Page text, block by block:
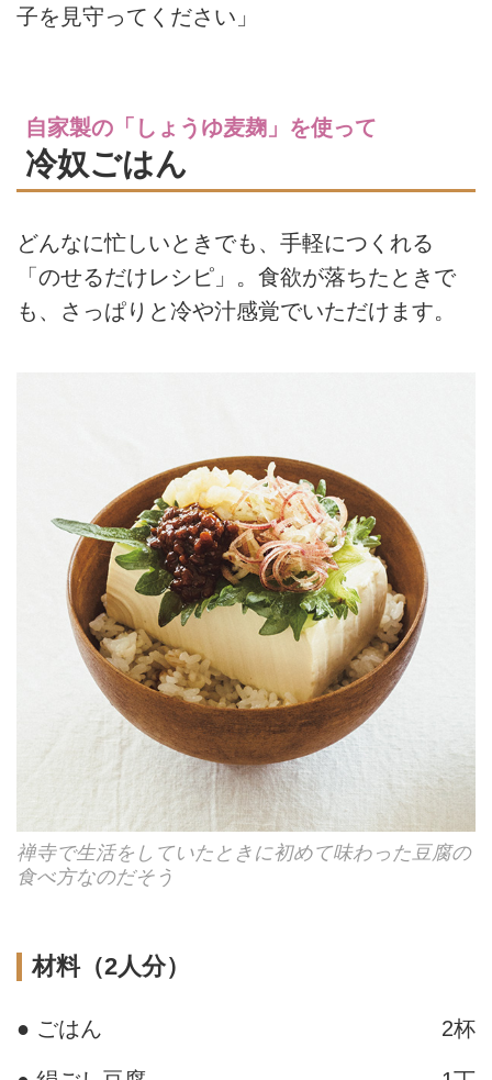
子を見守ってください」
自家製の「しょうゆ麦麹」を使って
冷奴ごはん
どんなに忙しいときでも、手軽につくれる
「のせるだけレシピ」。食欲が落ちたときで
も、さっぱりと冷や汁感覚でいただけます。
禅寺で生活をしていたときに初めて味わった豆腐の
食べ方なのだそう
材料（2人分）
● ごはん 2杯